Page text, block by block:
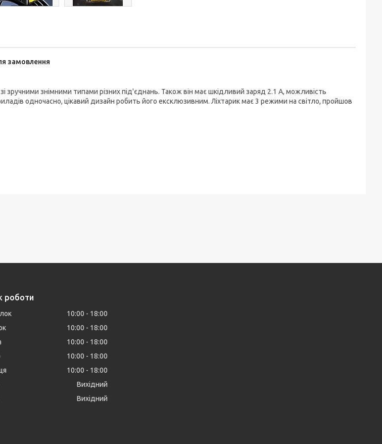
замовлення
зручними знімними типами різних під'єднань. Також він має шкідливий заряд 2.1 А, можливість
одночасно, цікавий дизайн робить його ексклюзивним. Ліхтарик має 3 режими на світло, пройшов
роботи
10:00
18:00
10:00
18:00
10:00
18:00
10:00
18:00
10:00
18:00
Вихідний
Вихідний